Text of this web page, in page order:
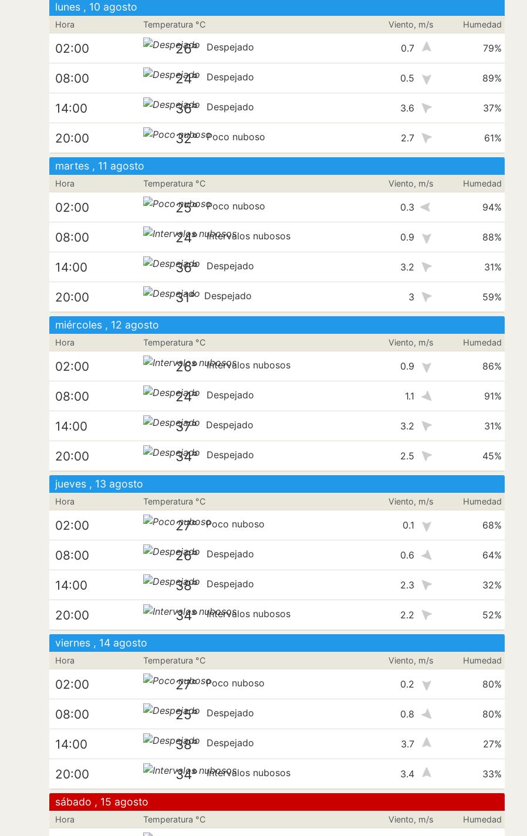
lunes , 10 agosto
Hora Temperatura °C Viento, m/s Humedad
02:00 26° Despejado 0.7 79%
08:00 24° Despejado 0.5 89%
14:00 36° Despejado 3.6 37%
20:00 32° Poco nuboso 2.7 61%
martes , 11 agosto
Hora Temperatura °C Viento, m/s Humedad
02:00 25° Poco nuboso 0.3 94%
08:00 24° Intervalos nubosos 0.9 88%
14:00 36° Despejado 3.2 31%
20:00 31° Despejado 3 59%
miércoles , 12 agosto
Hora Temperatura °C Viento, m/s Humedad
02:00 26° Intervalos nubosos 0.9 86%
08:00 24° Despejado 1.1 91%
14:00 37° Despejado 3.2 31%
20:00 34° Despejado 2.5 45%
jueves , 13 agosto
Hora Temperatura °C Viento, m/s Humedad
02:00 27° Poco nuboso 0.1 68%
08:00 26° Despejado 0.6 64%
14:00 38° Despejado 2.3 32%
20:00 34° Intervalos nubosos 2.2 52%
viernes , 14 agosto
Hora Temperatura °C Viento, m/s Humedad
02:00 27° Poco nuboso 0.2 80%
08:00 25° Despejado 0.8 80%
14:00 38° Despejado 3.7 27%
20:00 34° Intervalos nubosos 3.4 33%
sábado , 15 agosto
Hora Temperatura °C Viento, m/s Humedad